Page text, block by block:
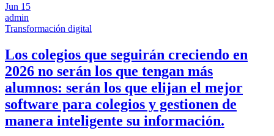
Jun 15
admin
Transformación digital
Los colegios que seguirán creciendo en
2026 no serán los que tengan más
alumnos: serán los que elijan el mejor
software para colegios y gestionen de
manera inteligente su información.